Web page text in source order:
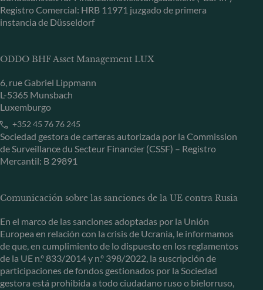
Registro Comercial: HRB 11971 juzgado de primera
instancia de Düsseldorf
ODDO BHF Asset Management LUX
6, rue Gabriel Lippmann
L-5365 Munsbach
Luxemburgo
+352 45 76 76 245
Sociedad gestora de carteras autorizada por la Commission
de Surveillance du Secteur Financier (CSSF) – Registro
Mercantil: B 29891
Comunicación sobre las sanciones de la UE contra Rusia
En el marco de las sanciones adoptadas por la Unión
Europea en relación con la crisis de Ucrania, le informamos
de que, en cumplimiento de lo dispuesto en los reglamentos
de la UE n.º 833/2014 y n.º 398/2022, la suscripción de
participaciones de fondos gestionados por la Sociedad
gestora está prohibida a todo ciudadano ruso o bielorruso,